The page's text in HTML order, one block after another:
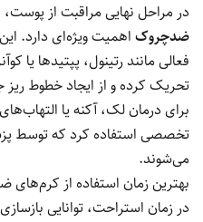
در مراحل نهایی مراقبت از پوست،
ضدچروک اهمیت ویژه‌ای دارد.
تحریک کرده و از ایجاد خطوط
برای درمان لک، آکنه یا
تخصصی استفاده کرد که
می‌شوند.
بهترین زمان استفاده از
در زمان استراحت، توانایی